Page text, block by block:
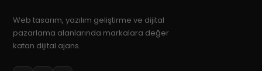
Web tasarım, yazılım geliştirme ve dijital
pazarlama alanlarında markalara değer
katan dijital ajans.